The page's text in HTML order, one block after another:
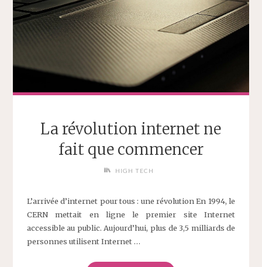
La révolution internet ne
fait que commencer
HIGH TECH
L’arrivée d’internet pour tous : une révolution En 1994, le
CERN mettait en ligne le premier site Internet
accessible au public. Aujourd’hui, plus de 3,5 milliards de
personnes utilisent Internet …